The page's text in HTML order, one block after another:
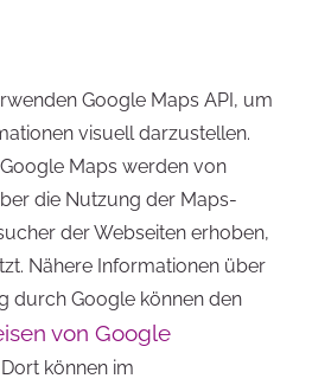
Google Maps API, um
visuell darzustellen.
Maps werden von
die Nutzung der Maps-
der Webseiten erhoben,
Nähere Informationen über
durch Google können den
von Google
können im